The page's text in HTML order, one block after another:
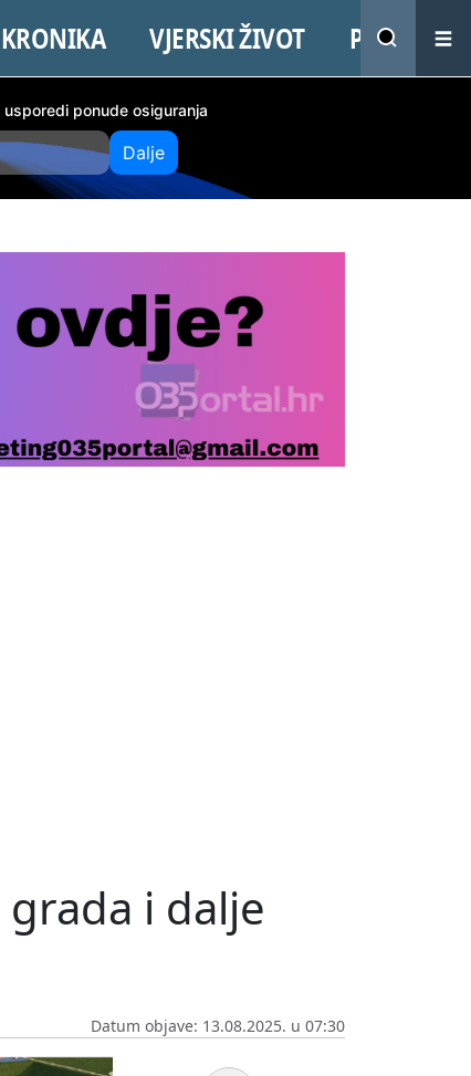
VJERSKI ŽIVOT PROMO
ponude osiguranja
Dalje
i dalje
Datum objave: 13.08.2025. u 07:30